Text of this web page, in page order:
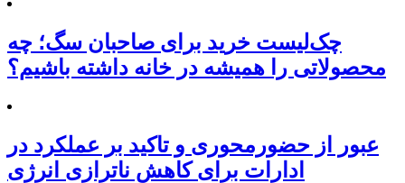
چک‌لیست خرید برای صاحبان سگ؛ چه
محصولاتی را همیشه در خانه داشته باشیم؟
عبور از حضورمحوری و تاکید بر عملکرد در
ادارات برای کاهش ناترازی انرژی